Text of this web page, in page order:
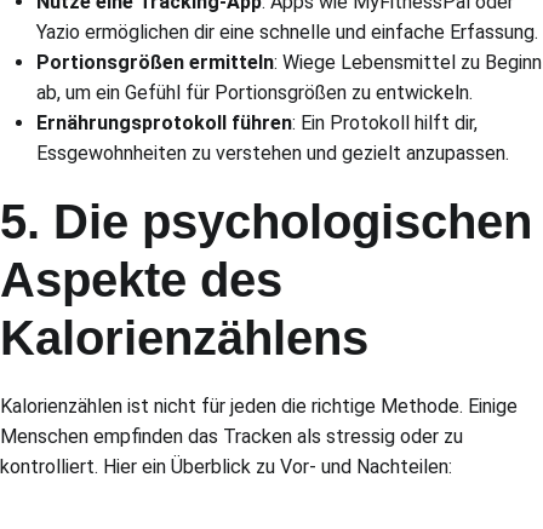
Yazio ermöglichen dir eine schnelle und einfache Erfassung.
Portionsgrößen ermitteln: Wiege Lebensmittel zu Beginn
ab, um ein Gefühl für Portionsgrößen zu entwickeln.
Ernährungsprotokoll führen: Ein Protokoll hilft dir,
Essgewohnheiten zu verstehen und gezielt anzupassen.
5. Die psychologischen
Aspekte des
Kalorienzählens
Kalorienzählen ist nicht für jeden die richtige Methode. Einige
Menschen empfinden das Tracken als stressig oder zu
kontrolliert. Hier ein Überblick zu Vor- und Nachteilen: